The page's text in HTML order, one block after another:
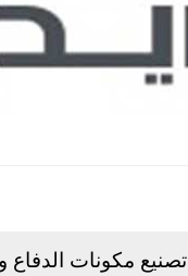
مكونات الدفاع